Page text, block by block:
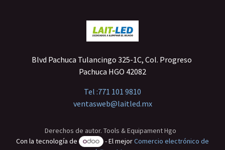
Blvd Pachuca Tulancingo 325-1C, Col. Progreso
Pachuca HGO 42082
Tel :771 101 9810
ventasweb@laitled.mx
Derechos de autor. Tools & Equipament Hgo
Con la tecnología de
- El mejorComercio electrónico de